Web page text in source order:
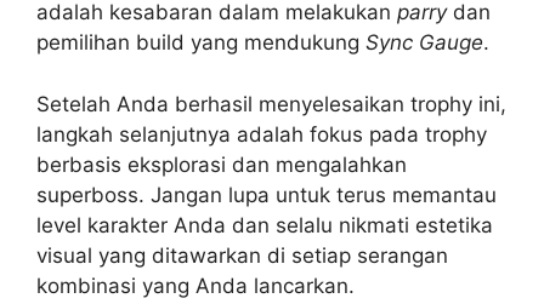
adalah kesabaran dalam melakukan parrydan
pemilihan build yang mendukung Sync Gauge.
Setelah Anda berhasil menyelesaikan trophy ini,
langkah selanjutnya adalah fokus pada trophy
berbasis eksplorasi dan mengalahkan
superboss. Jangan lupa untuk terus memantau
level karakter Anda dan selalu nikmati estetika
visual yang ditawarkan di setiap serangan
kombinasi yang Anda lancarkan.